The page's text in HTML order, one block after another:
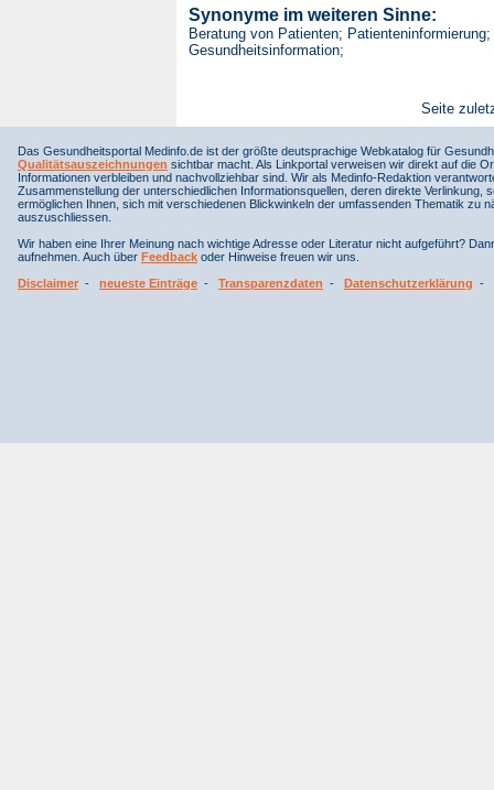
Synonyme im weiteren Sinne:
Beratung von Patienten;
Gesundheitsinformation;
Seite
Das Gesundheitsportal Medinfo.de ist der größte deutsprachige Webkatalog für
Qualitätsauszeichnungen sichtbar macht. Als Linkportal verweisen wir direkt auf die
Informationen verbleiben und nachvollziehbar sind. Wir als Medinfo-Redaktion
Zusammenstellung der unterschiedlichen Informationsquellen, deren direkte
ermöglichen Ihnen, sich mit verschiedenen Blickwinkeln der umfassenden Thematik
auszuschliessen.
Wir haben eine Ihrer Meinung nach wichtige Adresse oder Literatur nicht aufgeführt?
aufnehmen. Auch über Feedback oder Hinweise freuen wir uns.
Disclaimer - neueste Einträge - Transparenzdaten - Datenschutzerklärung -